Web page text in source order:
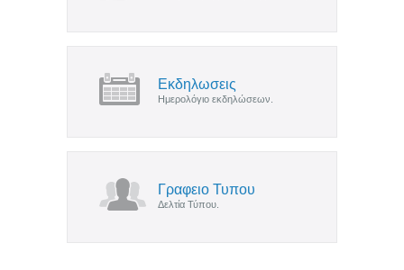
Εκδηλωσεις
Ημερολόγιο εκδηλώσεων.
Γραφειο Τυπου
Δελτία Τύπου.